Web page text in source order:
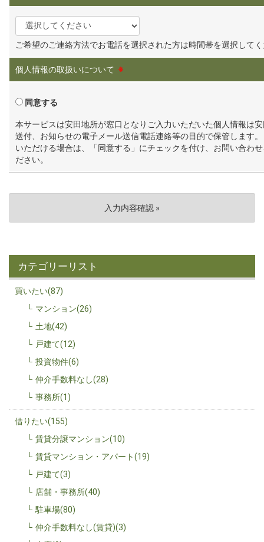
ご希望のご連絡方法でお電話を選択された方は時間帯を選択して
個人情報の取扱いについて ※
同意する
本サービスは安田地所が窓口となりご入力いただいた個人情報は
送付、お知らせの電子メール送信電話連絡等の目的で保管します
いただける場合は、「同意する」にチェックを付け、お問い合わ
ださい。
カテゴリーリスト
買いたい(87)
マンション(26)
土地(42)
戸建て(12)
投資物件(6)
仲介手数料なし(28)
事務所(1)
借りたい(155)
賃貸分譲マンション(10)
賃貸マンション・アパート(19)
戸建て(3)
店舗・事務所(40)
駐車場(80)
仲介手数料なし(賃貸)(3)